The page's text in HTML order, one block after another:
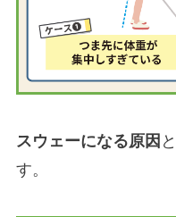
スウェーになる原因
す。